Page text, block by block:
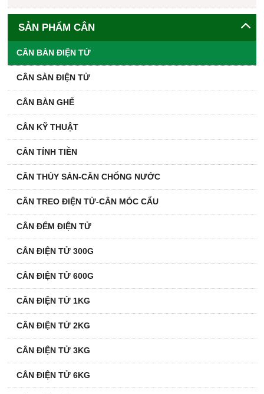
SẢN PHẨM CÂN
CÂN BÀN ĐIỆN TỬ
CÂN SÀN ĐIỆN TỬ
CÂN BÀN GHẾ
CÂN KỸ THUẬT
CÂN TÍNH TIỀN
CÂN THỦY SẢN-CÂN CHỐNG NƯỚC
CÂN TREO ĐIỆN TỬ-CÂN MÓC CẨU
CÂN ĐẾM ĐIỆN TỬ
CÂN ĐIỆN TỬ 300G
CÂN ĐIỆN TỬ 600G
CÂN ĐIỆN TỬ 1KG
CÂN ĐIỆN TỬ 2KG
CÂN ĐIỆN TỬ 3KG
CÂN ĐIỆN TỬ 6KG